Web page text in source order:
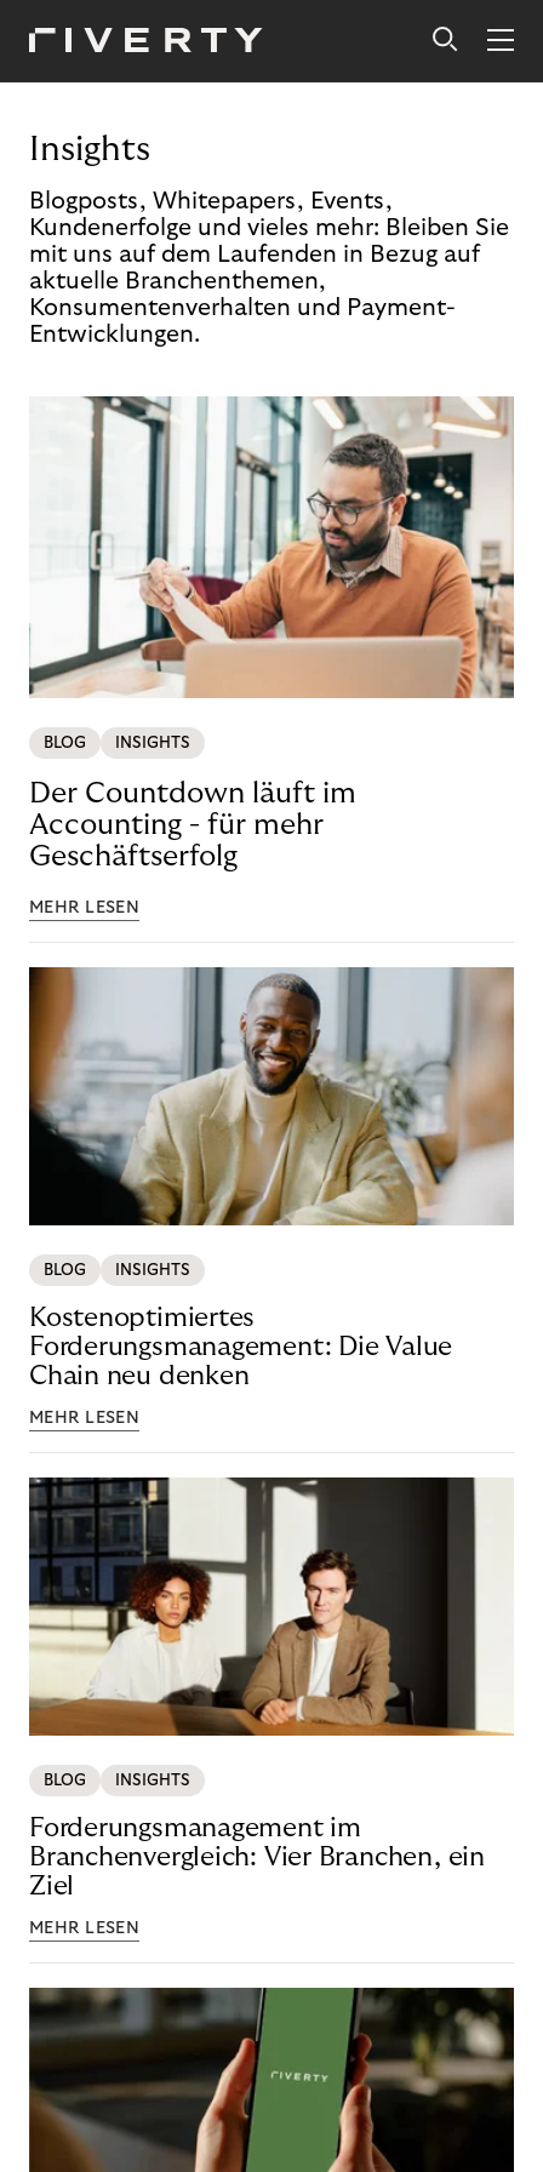
Insights
Blogposts, Whitepapers, Events,
Kundenerfolge und vieles mehr: Bleiben Sie
mit uns auf dem Laufenden in Bezug auf
aktuelle Branchenthemen,
Konsumentenverhalten und Payment-
Entwicklungen.
BLOG INSIGHTS
Der Countdown läuft im
Accounting - für mehr
Geschäftserfolg
MEHR LESEN
BLOG INSIGHTS
Kostenoptimiertes
Forderungsmanagement: Die Value
Chain neu denken
MEHR LESEN
BLOG INSIGHTS
Forderungsmanagement im
Branchenvergleich: Vier Branchen, ein
Ziel
MEHR LESEN